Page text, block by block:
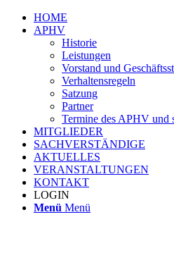
HOME
APHV
Historie
Leistungen
Vorstand und
Verhaltensregeln
Satzung
Partner
Termine des APHV und
MITGLIEDER
SACHVERSTÄNDIGE
AKTUELLES
VERANSTALTUNGEN
KONTAKT
LOGIN
Menü Menü